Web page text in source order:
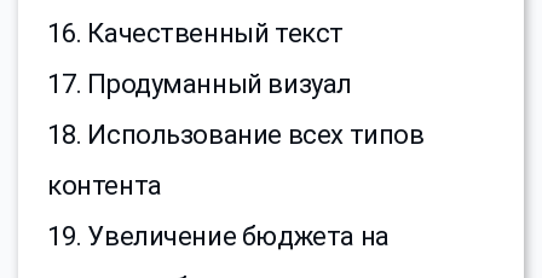
16. Качественный текст
17. Продуманный визуал
18. Использование всех типов
контента
19. Увеличение бюджета на